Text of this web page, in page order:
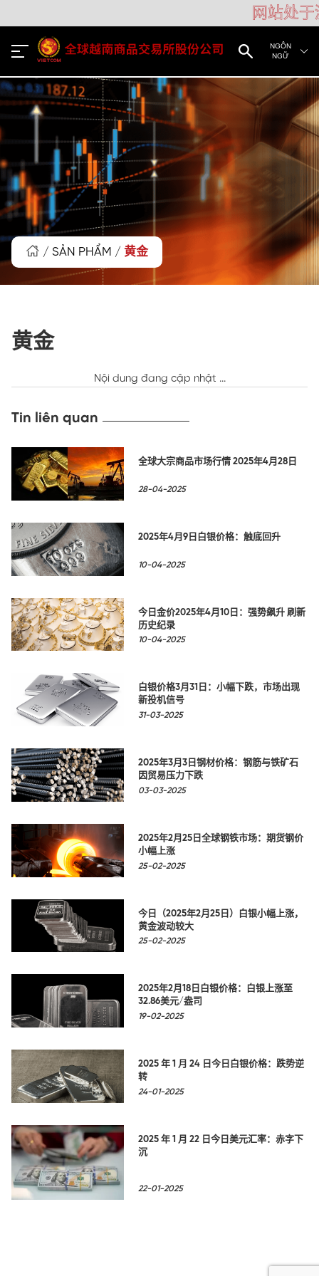
网站处于
NGÔN
NGỮ
/ SẢN PHẨM / 黄金
黄金
Nội dung đang cập nhật ...
Tin liên quan
全球大宗商品市场行情 2025年4月28日
28-04-2025
2025年4月9日白银价格：触底回升
10-04-2025
今日金价2025年4月10日：强势飙升 刷新
历史纪录
10-04-2025
白银价格3月31日：小幅下跌，市场出现
新投机信号
31-03-2025
2025年3月3日钢材价格：钢筋与铁矿石
因贸易压力下跌
03-03-2025
2025年2月25日全球钢铁市场：期货钢价
小幅上涨
25-02-2025
今日（2025年2月25日）白银小幅上涨，
黄金波动较大
25-02-2025
2025年2月18日白银价格：白银上涨至
32.86美元/盎司
19-02-2025
2025 年 1 月 24 日今日白银价格：跌势逆
转
24-01-2025
2025 年 1 月 22 日今日美元汇率：赤字下
沉
22-01-2025